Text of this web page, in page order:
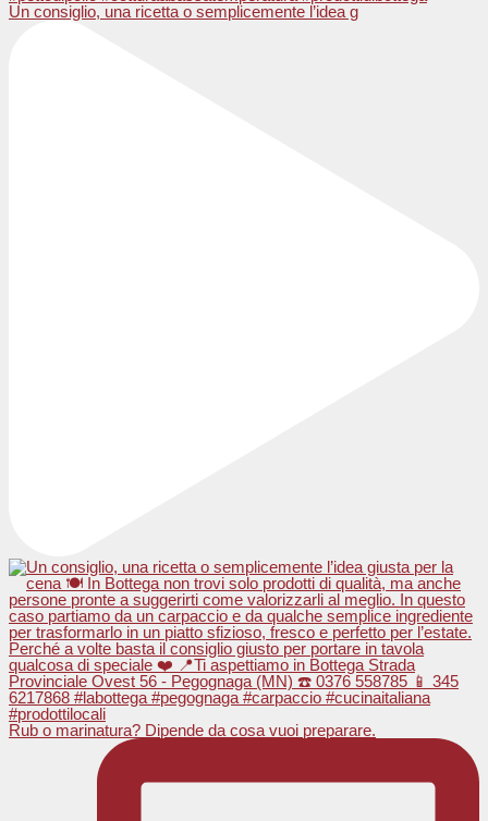
Un consiglio, una ricetta o semplicemente l’idea g
Rub o marinatura? Dipende da cosa vuoi preparare.